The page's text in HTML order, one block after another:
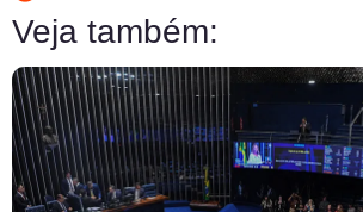
Veja também: